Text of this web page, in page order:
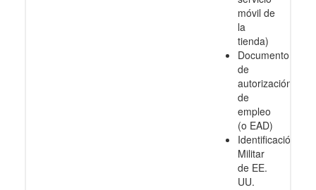
móvil de
la
tienda)
Documento
de
autorización
de
empleo
(o EAD)
Identificación
Militar
de EE.
UU.